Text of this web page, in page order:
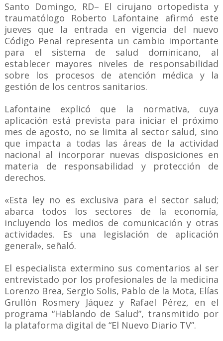
Santo Domingo, RD– El cirujano ortopedista y
traumatólogo Roberto Lafontaine afirmó este
jueves que la entrada en vigencia del nuevo
Código Penal representa un cambio importante
para el sistema de salud dominicano, al
establecer mayores niveles de responsabilidad
sobre los procesos de atención médica y la
gestión de los centros sanitarios.
Lafontaine explicó que la normativa, cuya
aplicación está prevista para iniciar el próximo
mes de agosto, no se limita al sector salud, sino
que impacta a todas las áreas de la actividad
nacional al incorporar nuevas disposiciones en
materia de responsabilidad y protección de
derechos.
«Esta ley no es exclusiva para el sector salud;
abarca todos los sectores de la economía,
incluyendo los medios de comunicación y otras
actividades. Es una legislación de aplicación
general», señaló.
El especialista extermino sus comentarios al ser
entrevistado por los profesionales de la medicina
Lorenzo Brea, Sergio Solis, Pablo de la Mota, Elías
Grullón Rosmery Jáquez y Rafael Pérez, en el
programa “Hablando de Salud”, transmitido por
la plataforma digital de “El Nuevo Diario TV”.